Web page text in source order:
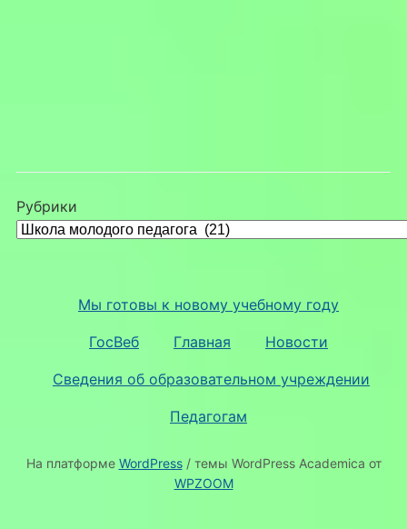
Рубрики
Мы готовы к новому учебному году
ГосВеб Главная Новости
Сведения об образовательном учреждении
Педагогам
На платформе WordPress/ темы WordPress Academica от
WPZOOM